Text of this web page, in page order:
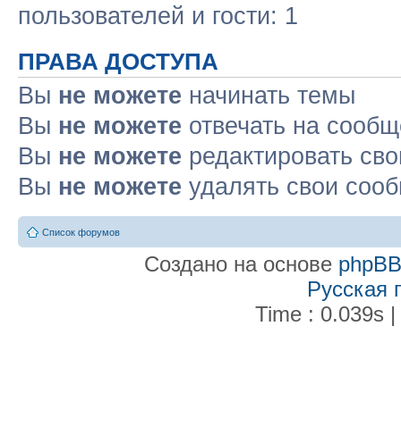
пользователей и гости: 1
ПРАВА ДОСТУПА
Вы не можете начинать темы
Вы не можете отвечать на
Вы не можете редактировать
Вы не можете удалять свои
Список форумов
Создано на основе phpBB
Русская
Time : 0.039s